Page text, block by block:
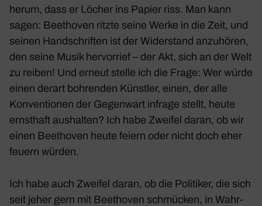
herum, dass er Löcher ins Papier riss. Man kann
sagen: Beet­hoven ritzte seine Werke in die Zeit, und
seinen Hand­schriften ist der Wider­stand anzu­hören,
den seine Musik hervor­rief – der Akt, sich an der Welt
zu reiben! Und erneut stelle ich die Frage: Wer würde
einen derart bohrenden Künstler, einen, der alle
Konven­tionen der Gegen­wart infrage stellt, heute
ernst­haft aushalten? Ich habe Zweifel daran, ob wir
einen Beet­hoven heute feiern oder nicht doch eher
feuern würden.
Ich habe auch Zweifel daran, ob die Poli­tiker, die sich
seit jeher gern mit Beet­hoven schmü­cken, in Wahr­